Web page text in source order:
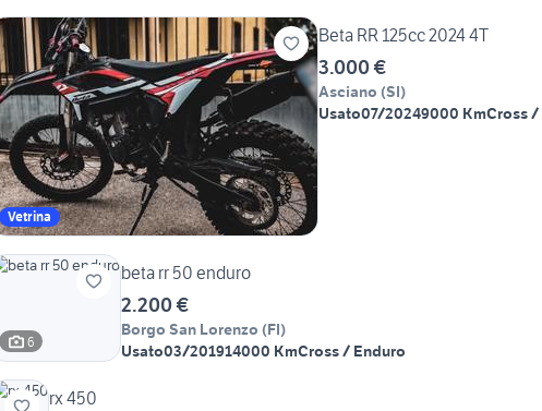
Vetrina
Beta RR 125cc 2024 4T
3.000 €
Asciano (SI)
Usato07/20249000 KmCross /
6
beta rr 50 enduro
2.200 €
Borgo San Lorenzo (FI)
Usato03/201914000 KmCross / Enduro
rx 450